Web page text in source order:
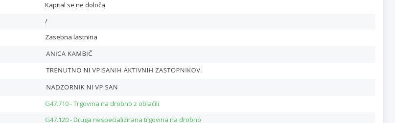
Kapital se ne določa
/
Zasebna lastnina
G47.710 - Trgovina na drobno z oblačili
G47.120 - Druga nespecializirana trgovina na drobno